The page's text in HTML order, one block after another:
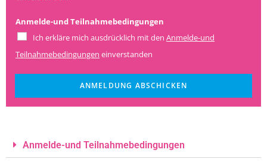
Anmelde-und Teilnahmebedingungen
Ich erkläre mich ausdrücklich mit den Anmelde-und
Teilnahmebedingungen einverstanden
ANMELDUNG ABSCHICKEN
Anmelde-und Teilnahmebedingungen